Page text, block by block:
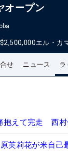
オープン
$2,500,000エル・カ
せ ニュース ラ
抱えて完走 西
莉花が米自己